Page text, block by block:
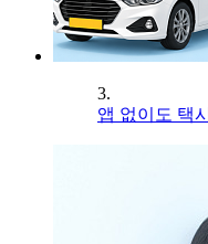
3.
앱 없이도 택